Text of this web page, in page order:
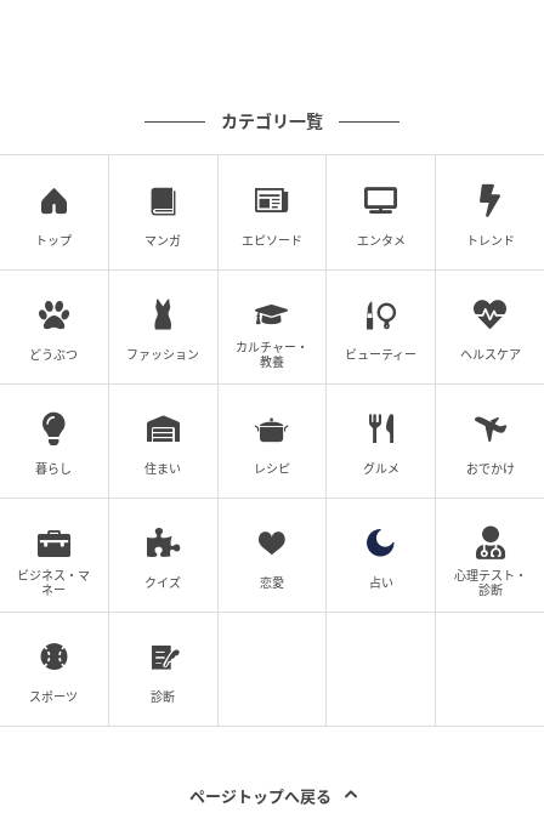
カテゴリ一覧
トップ マンガ エピソード エンタメ トレンド
どうぶつ ファッション
カルチャー・
教養
ビューティー ヘルスケア
暮らし 住まい レシピ グルメ おでかけ
ビジネス・マ
ネー
クイズ 恋愛 占い
心理テスト・
診断
スポーツ 診断
ページトップへ戻る